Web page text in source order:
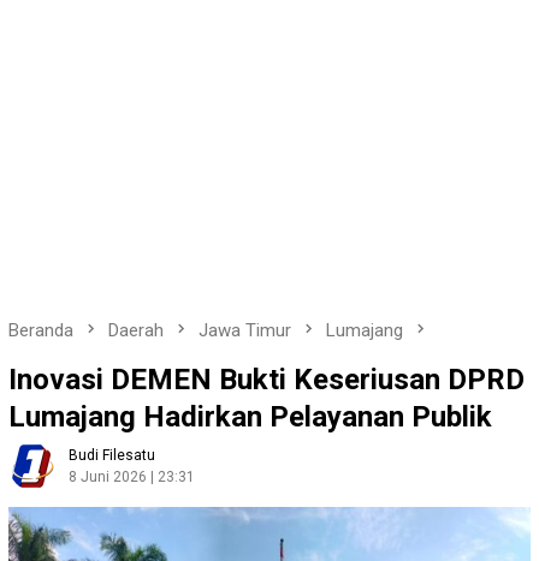
Beranda Daerah Jawa Timur Lumajang
Inovasi DEMEN Bukti Keseriusan DPRD
Lumajang Hadirkan Pelayanan Publik
Budi Filesatu
8 Juni 2026 | 23:31